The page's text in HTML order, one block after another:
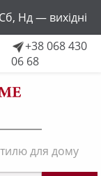
Нд — вихідні
+38 068 430
06 68
для дому